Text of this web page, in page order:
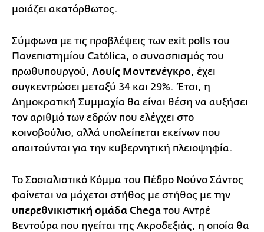
μοιάζει ακατόρθωτος.
Σύμφωνα με τις προβλέψεις των exit polls του
Πανεπιστημίου Católica, ο συνασπισμός του
πρωθυπουργού, Λουίς Μοντενέγκρο, έχει
συγκεντρώσει μεταξύ 34 και 29%. Έτσι, η
Δημοκρατική Συμμαχία θα είναι θέση να αυξήσει
τον αριθμό των εδρών που ελέγχει στο
κοινοβούλιο, αλλά υπολείπεται εκείνων που
απαιτούνται για την κυβερνητική πλειοψηφία.
Το Σοσιαλιστικό Κόμμα του Πέδρο Νούνο Σάντος
φαίνεται να μάχεται στήθος με στήθος με την
υπερεθνικιστική ομάδα Chega του Αντρέ
Βεντούρα που ηγείται της Ακροδεξιάς, η οποία θα